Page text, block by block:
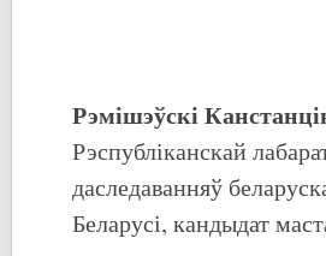
Рэмішэўскі
Рэспубліканскай
даследаванняў
Беларусі, кандыдат